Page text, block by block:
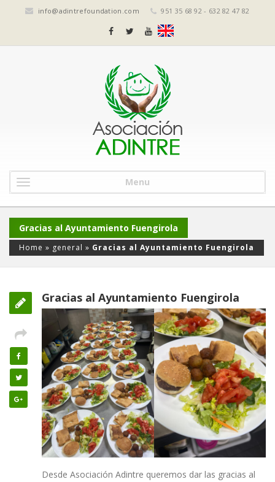
info@adintrefoundation.com 951 35 68 92 - 632 82 47 82
Menu
Gracias al Ayuntamiento Fuengirola
Home » general » Gracias al Ayuntamiento Fuengirola
Gracias al Ayuntamiento Fuengirola
Desde Asociación Adintre queremos dar las gracias al